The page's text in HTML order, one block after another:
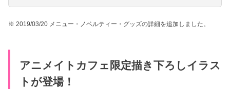
※ 2019/03/20 メニュー・ノベルティー・グッズの詳細を追加しました。
アニメイトカフェ限定描き下ろしイラス
トが登場！